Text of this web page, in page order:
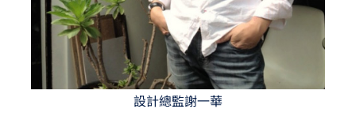
設計總監謝一華